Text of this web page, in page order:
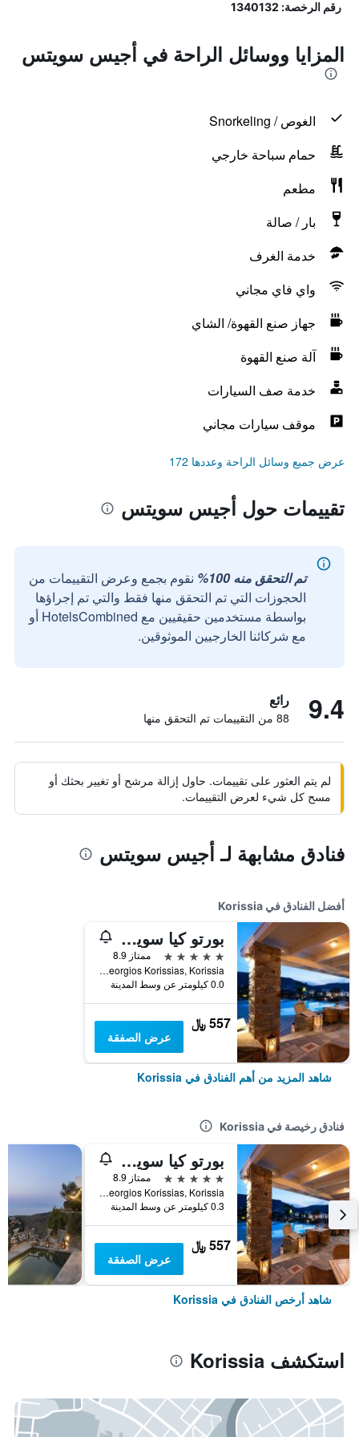
رقم الرخصة: 1340132
المزايا ووسائل الراحة في أجيس سويتس
الغوص / Snorkeling
حمام سباحة خارجي
مطعم
بار / صالة
خدمة الغرف
واي فاي مجاني
جهاز صنع القهوة/ الشاي
آلة صنع القهوة
خدمة صف السيارات
موقف سيارات مجاني
عرض جميع وسائل الراحة وعددها 172
تقييمات حول أجيس سويتس
تم التحقق منه 100%
نقوم بجمع وعرض التقييمات من
الحجوزات التي تم التحقق منها فقط والتي تم إجراؤها
بواسطة مستخدمين حقيقيين مع HotelsCombined أو
مع شركائنا الخارجيين الموثوقين.
9.4 رائع
88 من التقييمات تم التحقق منها
لم يتم العثور على تقييمات. حاول إزالة مرشح أو تغيير بحثك أو
مسح كل شيء لعرض التقييمات.
فنادق مشابهة لـ أجيس سويتس
أفضل الفنادق في Korissia
بورتو كيا سويتس
5 نجوم
ممتاز 8.9
Aghios Georgios Korissias, Korissia, اليونان
0.0 كيلومتر عن وسط المدينة
557 ﷼
عرض الصفقة
شاهد المزيد من أهم الفنادق في Korissia
فنادق رخيصة في Korissia
بورتو كيا سويتس
5 نجوم
ممتاز 8.9
Aghios Georgios Korissias, Korissia, اليونان
0.3 كيلومتر عن وسط المدينة
557 ﷼
عرض الصفقة
شاهد أرخص الفنادق في Korissia
استكشف Korissia